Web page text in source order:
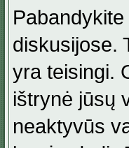
diskusijose.
yra teisingi.
ištrynė jūsų
neaktyvūs